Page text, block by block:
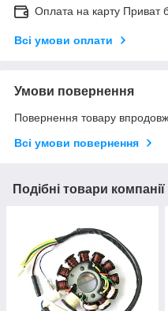
Оплата на карту Приват
Всі умови оплати
Умови повернення
Повернення товару
Всі умови повернення
Подібні товари компанії